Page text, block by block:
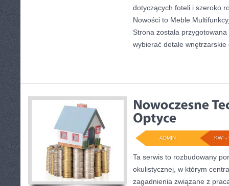
dotyczących foteli i szeroko
Nowości to Meble
Strona została
wybierać detale wnętrzarskie
KWI -
ADMIN
Ta serwis to rozbudowany
okulistycznej, w którym
zagadnienia związane z